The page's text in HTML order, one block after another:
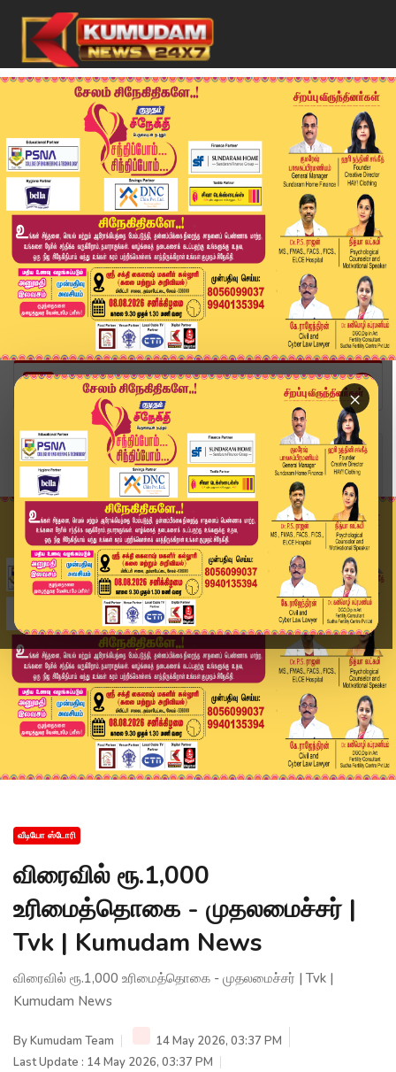
×
Home
வீடியோ ஸ்டோரி
விரைவில் ரூ.1,000 உரிமைத்தொகை - முதலமைச்சர் | T...
வீடியோ ஸ்டோரி
விரைவில் ரூ.1,000
உரிமைத்தொகை - முதலமைச்சர் |
Tvk | Kumudam News
விரைவில் ரூ.1,000 உரிமைத்தொகை - முதலமைச்சர் | Tvk |
Kumudam News
ByKumudam Team
14 May 2026, 03:37 PM
Last Update : 14 May 2026, 03:37 PM